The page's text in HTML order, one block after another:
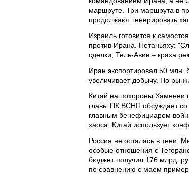
маршруте. Три маршрута в
продолжают генерировать
Израиль готовится к
против Ирана. Нетаньяху:
сделки, Тель-Авив – краха
Иран экспортировал 50
увеличивает добычу. Но
Китай на похороны Хаменеи
главы ПК ВСНП обсуждает
главным бенефициаром
хаоса. Китай использует
Россия не осталась в тени.
особые отношения с
бюджет получил 176 млрд.
по сравнению с маем